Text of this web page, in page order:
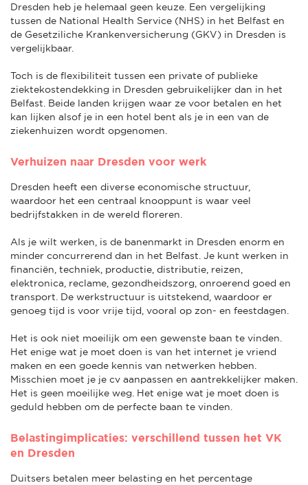
Dresden heb je helemaal geen keuze. Een vergelijking
tussen de National Health Service (NHS) in het Belfast en
de Gesetziliche Krankenversicherung (GKV) in Dresden is
vergelijkbaar.
Toch is de flexibiliteit tussen een private of publieke
ziektekostendekking in Dresden gebruikelijker dan in het
Belfast. Beide landen krijgen waar ze voor betalen en het
kan lijken alsof je in een hotel bent als je in een van de
ziekenhuizen wordt opgenomen.
Verhuizen naar Dresden voor werk
Dresden heeft een diverse economische structuur,
waardoor het een centraal knooppunt is waar veel
bedrijfstakken in de wereld floreren.
Als je wilt werken, is de banenmarkt in Dresden enorm en
minder concurrerend dan in het Belfast. Je kunt werken in
financiën, techniek, productie, distributie, reizen,
elektronica, reclame, gezondheidszorg, onroerend goed en
transport. De werkstructuur is uitstekend, waardoor er
genoeg tijd is voor vrije tijd, vooral op zon- en feestdagen.
Het is ook niet moeilijk om een gewenste baan te vinden.
Het enige wat je moet doen is van het internet je vriend
maken en een goede kennis van netwerken hebben.
Misschien moet je je cv aanpassen en aantrekkelijker maken.
Het is geen moeilijke weg. Het enige wat je moet doen is
geduld hebben om de perfecte baan te vinden.
Belastingimplicaties: verschillend tussen het VK
en Dresden
Duitsers betalen meer belasting en het percentage